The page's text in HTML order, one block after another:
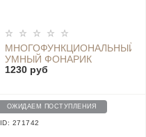
МНОГОФУНКЦИОНАЛЬНЫЙ
УМНЫЙ ФОНАРИК
BEEBEST - FH200
1230 руб
ОЖИДАЕМ ПОСТУПЛЕНИЯ
ID: 271742